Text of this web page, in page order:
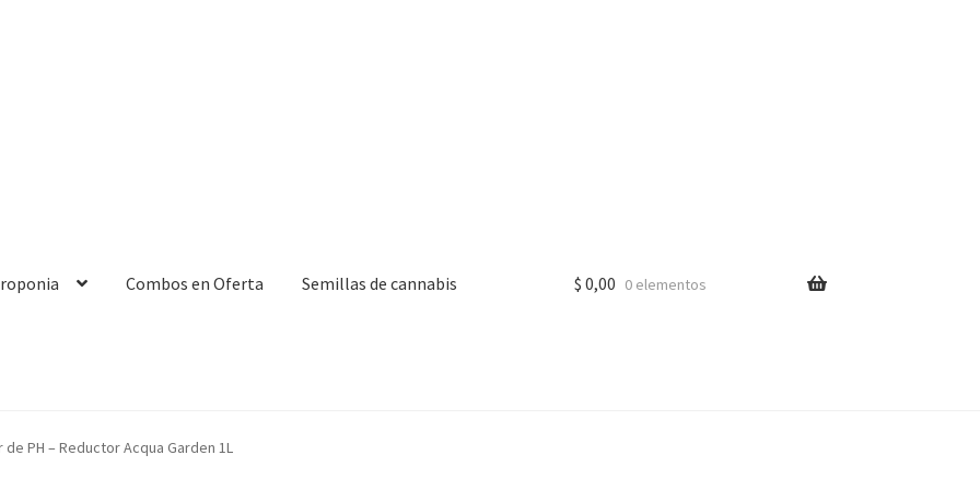
Combos en Oferta Semillas de cannabis $ 0,00 0 elementos
de PH – Reductor Acqua Garden 1L